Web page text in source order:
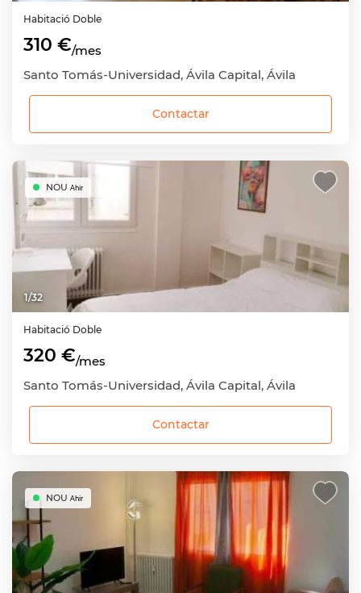
Habitació Doble
310 €/mes
Santo Tomás-Universidad, Ávila Capital, Ávila
Contactar
1/32
NOU Ahir
Habitació Doble
320 €/mes
Santo Tomás-Universidad, Ávila Capital, Ávila
Contactar
NOU Ahir